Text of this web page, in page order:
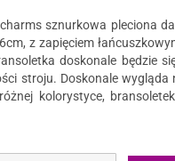
sznurkowa pleciona
z zapięciem
doskonale będzie
stroju. Doskonale
kolorystyce,